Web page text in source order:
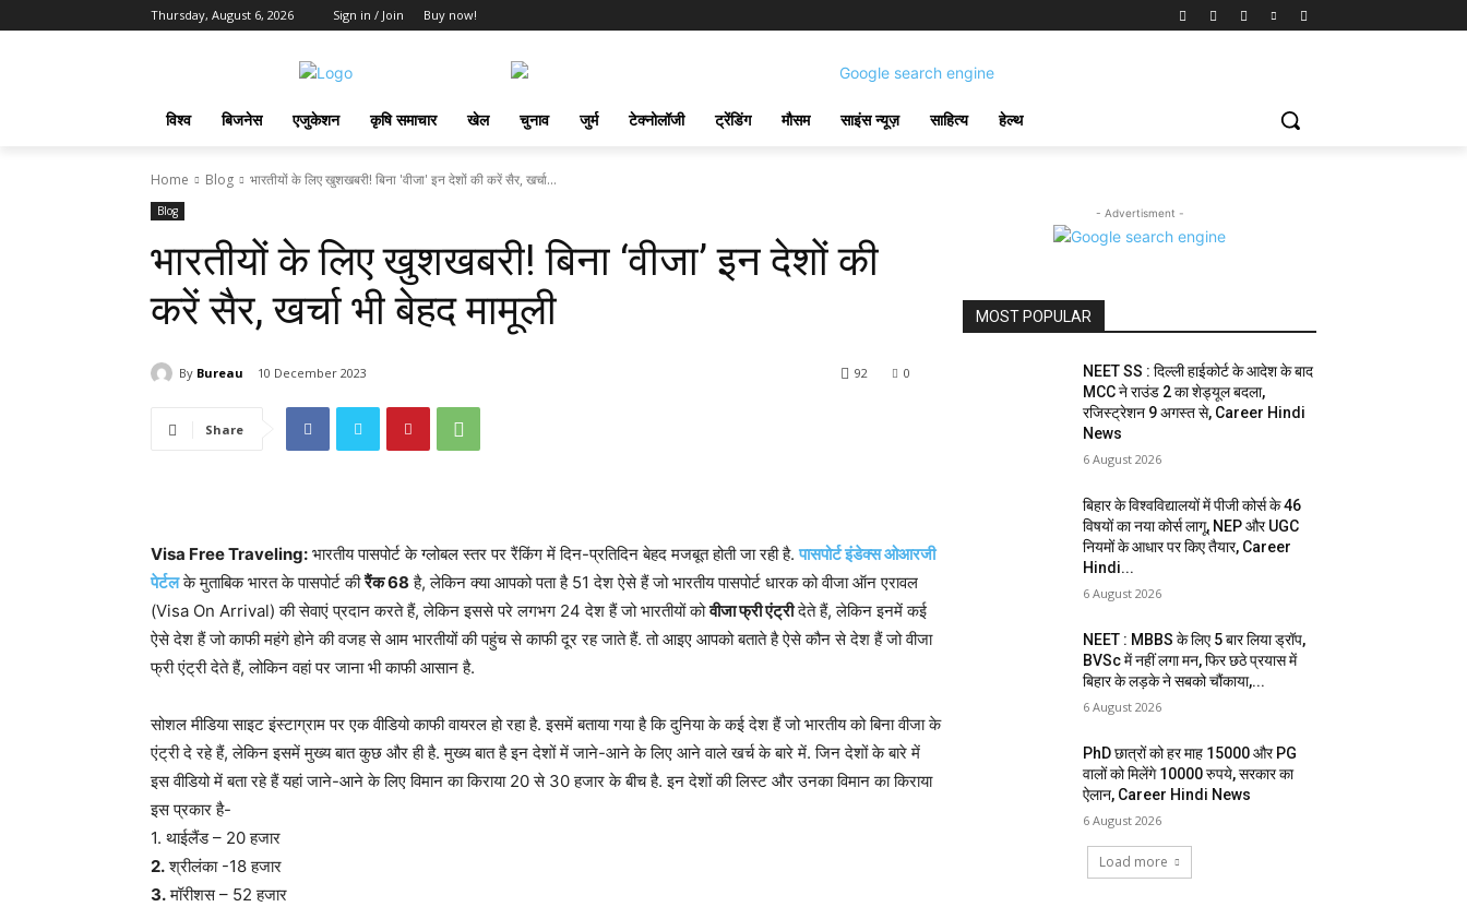
Thursday, August 6, 2026 Sign in / Join Buy now!
विश्व बिजनेस एजुकेशन कृषि समाचार खेल चुनाव जुर्म टेक्नोलॉजी ट्रेंडिंग मौसम साइंस न्यूज़ साहित्य हेल्थ
Home Blog भारतीयों के लिए खुशखबरी! बिना 'वीजा' इन देशों की करें सैर, खर्चा...
Blog
भारतीयों के लिए खुशखबरी! बिना ‘वीजा’ इन देशों की
करें सैर, खर्चा भी बेहद मामूली
By Bureau 10 December 2023 0
92
Share
Visa Free Traveling: भारतीय पासपोर्ट के ग्लोबल स्तर पर रैंकिंग में दिन-प्रतिदिन बेहद मजबूत होती जा रही है.पासपोर्ट इंडेक्स ओआरजी
पेर्टलके मुताबिक भारत के पासपोर्ट कीरैंक 68 है, लेकिन क्या आपको पता है 51 देश ऐसे हैं जो भारतीय पासपोर्ट धारक को वीजा ऑन एरावल
(Visa On Arrival) की सेवाएं प्रदान करते हैं, लेकिन इससे परे लगभग 24 देश हैं जो भारतीयों कोवीजा फ्री एंट्रीदेते हैं, लेकिन इनमें कई
ऐसे देश हैं जो काफी महंगे होने की वजह से आम भारतीयों की पहुंच से काफी दूर रह जाते हैं. तो आइए आपको बताते है ऐसे कौन से देश हैं जो वीजा
फ्री एंट्री देते हैं, लोकिन वहां पर जाना भी काफी आसान है.
सोशल मीडिया साइट इंस्टाग्राम पर एक वीडियो काफी वायरल हो रहा है. इसमें बताया गया है कि दुनिया के कई देश हैं जो भारतीय को बिना वीजा के
एंट्री दे रहे हैं, लेकिन इसमें मुख्य बात कुछ और ही है. मुख्य बात है इन देशों में जाने-आने के लिए आने वाले खर्च के बारे में. जिन देशों के बारे में
इस वीडियो में बता रहे हैं यहां जाने-आने के लिए विमान का किराया 20 से 30 हजार के बीच है. इन देशों की लिस्ट और उनका विमान का किराया
इस प्रकार है-
1. थाईलैंड – 20 हजार
2.श्रीलंका -18 हजार
3.मॉरीशस – 52 हजार
- Advertisment -
MOST POPULAR
NEET SS : दिल्ली हाईकोर्ट के आदेश के बाद
MCC ने राउंड 2 का शेड्यूल बदला,
रजिस्ट्रेशन 9 अगस्त से, Career Hindi
News
6 August 2026
बिहार के विश्वविद्यालयों में पीजी कोर्स के 46
विषयों का नया कोर्स लागू, NEP और UGC
नियमों के आधार पर किए तैयार, Career
Hindi...
6 August 2026
NEET : MBBS के लिए 5 बार लिया ड्रॉप,
BVSc में नहीं लगा मन, फिर छठे प्रयास में
बिहार के लड़के ने सबको चौंकाया,...
6 August 2026
PhD छात्रों को हर माह 15000 और PG
वालों को मिलेंगे 10000 रुपये, सरकार का
ऐलान, Career Hindi News
6 August 2026
Load more